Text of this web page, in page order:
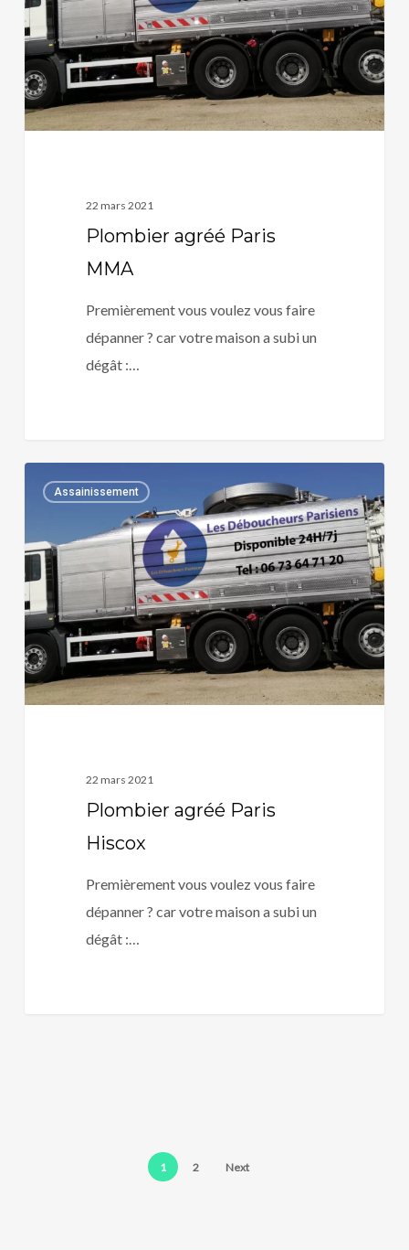
22 mars 2021
Plombier agréé Paris
MMA
Premièrement vous voulez vous faire
dépanner ? car votre maison a subi un
dégât :…
agréé
Hiscox
Assainissement
22 mars 2021
Plombier agréé Paris
Hiscox
Premièrement vous voulez vous faire
dépanner ? car votre maison a subi un
dégât :…
0
1 2 Next